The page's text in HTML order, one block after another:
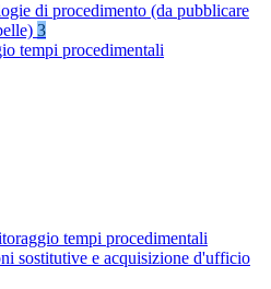
di procedimento (da pubblicare
3
tempi procedimentali
tempi procedimentali
sostitutive e acquisizione d'ufficio